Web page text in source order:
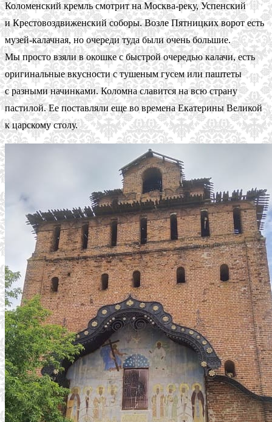
Коломенский кремль смотрит на Москва-реку, Успенский
и Крестовоздвиженский соборы. Возле Пятницких ворот есть
музей-калачная, но очереди туда были очень большие.
Мы просто взяли в окошке с быстрой очередью калачи, есть
оригинальные вкусности с тушеным гусем или паштеты
с разными начинками. Коломна славится на всю страну
пастилой. Ее поставляли еще во времена Екатерины Великой
к царскому столу.